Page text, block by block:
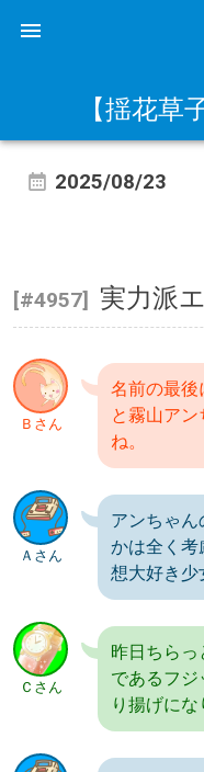
【揺花草
2025/08/23
[#4957] 実力派
Ｂさん
名前の最後
と霧山ア
ね。
Ａさん
アンちゃん
かは全く考
想大好き少
Ｃさん
昨日ちら
であるフ
り揚げに